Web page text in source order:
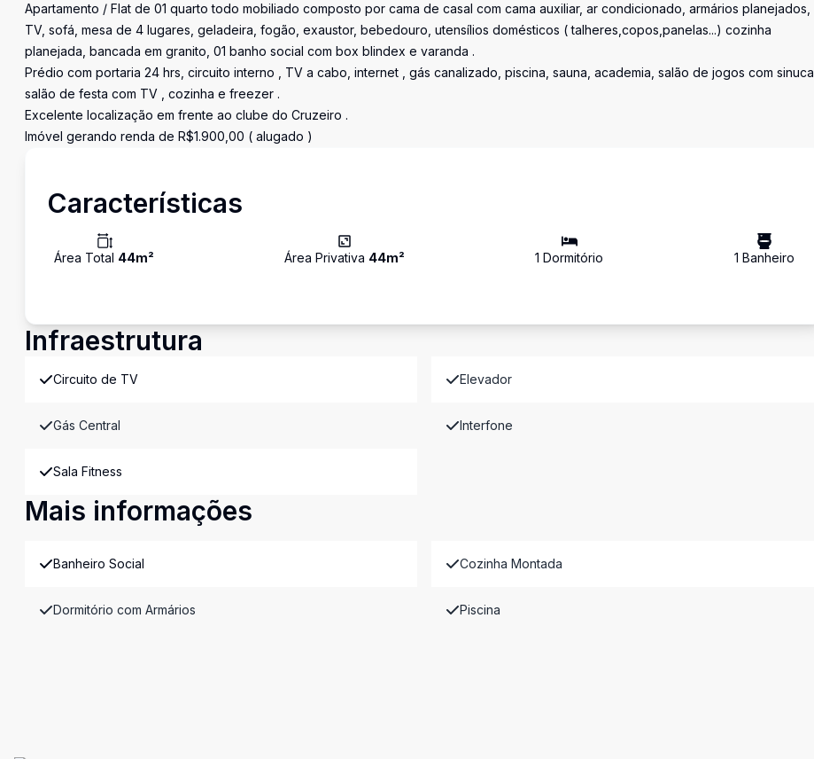
Apartamento / Flat de 01 quarto todo mobiliado composto por cama de casal com cama auxiliar, ar condicionado, armários planejados,
TV, sofá, mesa de 4 lugares, geladeira, fogão, exaustor, bebedouro, utensílios domésticos ( talheres,copos,panelas...) cozinha
planejada, bancada em granito, 01 banho social com box blindex e varanda .
Prédio com portaria 24 hrs, circuito interno , TV a cabo, internet , gás canalizado, piscina, sauna, academia, salão de jogos com sinuca,
salão de festa com TV , cozinha e freezer .
Excelente localização em frente ao clube do Cruzeiro .
Imóvel gerando renda de R$1.900,00 ( alugado )
Características
Área Total 44m² Área Privativa 44m² 1 Dormitório 1 Banheiro
Infraestrutura
Circuito de TV Elevador
Gás Central Interfone
Sala Fitness
Mais informações
Banheiro Social Cozinha Montada
Dormitório com Armários Piscina